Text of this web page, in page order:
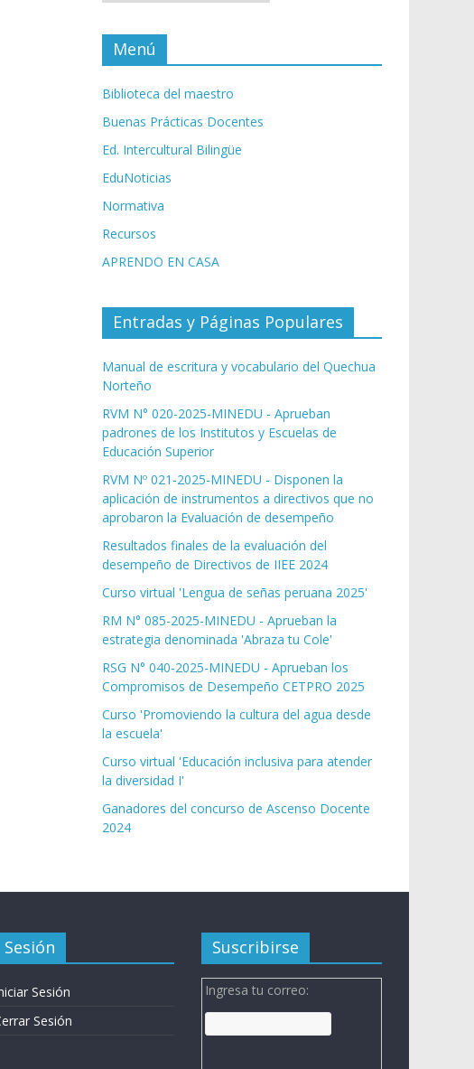
Menú
Biblioteca del maestro
Buenas Prácticas Docentes
Ed. Intercultural Bilingüe
EduNoticias
Normativa
Recursos
APRENDO EN CASA
Entradas y Páginas Populares
Manual de escritura y vocabulario del Quechua
Norteño
RVM N° 020-2025-MINEDU - Aprueban
padrones de los Institutos y Escuelas de
Educación Superior
RVM Nº 021-2025-MINEDU - Disponen la
aplicación de instrumentos a directivos que no
aprobaron la Evaluación de desempeño
Resultados finales de la evaluación del
desempeño de Directivos de IIEE 2024
Curso virtual 'Lengua de señas peruana 2025'
RM N° 085-2025-MINEDU - Aprueban la
estrategia denominada 'Abraza tu Cole'
RSG N° 040-2025-MINEDU - Aprueban los
Compromisos de Desempeño CETPRO 2025
Curso 'Promoviendo la cultura del agua desde
la escuela'
Curso virtual 'Educación inclusiva para atender
la diversidad I'
Ganadores del concurso de Ascenso Docente
2024
Sesión
Sesión
Sesión
Suscribirse
Ingresa tu correo: